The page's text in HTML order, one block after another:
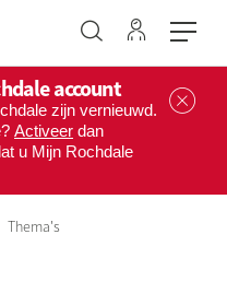
Ga naar
account
zijn vernieuwd.
Activeer dan
u Mijn Rochdale
Thema's